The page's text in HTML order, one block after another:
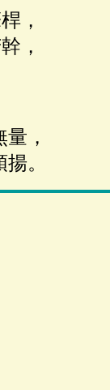
，
，
，
。